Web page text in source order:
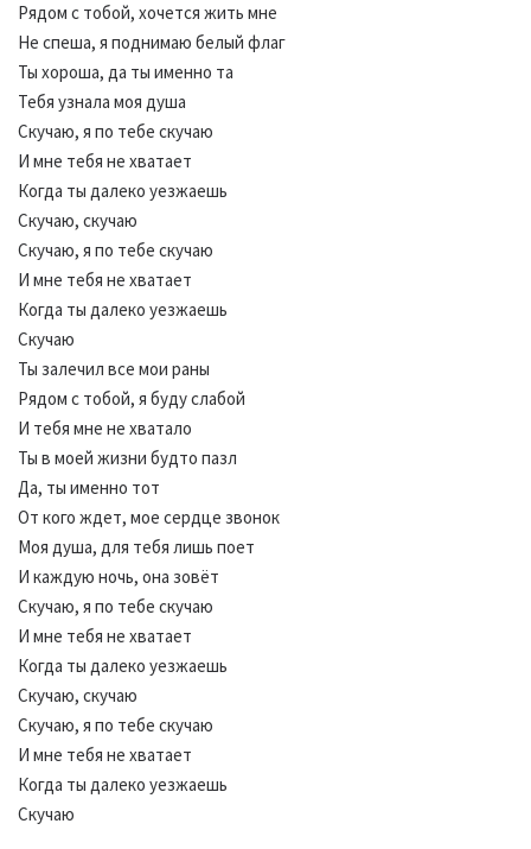
Рядом с тобой, хочется жить мне
Не спеша, я поднимаю белый флаг
Ты хороша, да ты именно та
Тебя узнала моя душа
Скучаю, я по тебе скучаю
И мне тебя не хватает
Когда ты далеко уезжаешь
Скучаю, скучаю
Скучаю, я по тебе скучаю
И мне тебя не хватает
Когда ты далеко уезжаешь
Скучаю
Ты залечил все мои раны
Рядом с тобой, я буду слабой
И тебя мне не хватало
Ты в моей жизни будто пазл
Да, ты именно тот
От кого ждет, мое сердце звонок
Моя душа, для тебя лишь поет
И каждую ночь, она зовёт
Скучаю, я по тебе скучаю
И мне тебя не хватает
Когда ты далеко уезжаешь
Скучаю, скучаю
Скучаю, я по тебе скучаю
И мне тебя не хватает
Когда ты далеко уезжаешь
Скучаю